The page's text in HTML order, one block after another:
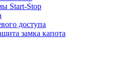
Start-Stop
доступа
замка капота